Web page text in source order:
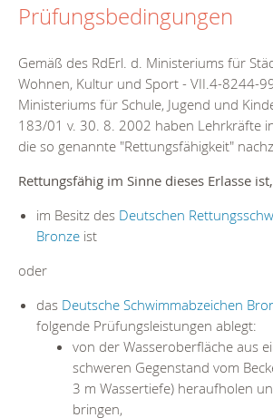
Prüfungsbedingungen
Gemäß des RdErl. d. Ministeriums für
Wohnen, Kultur und Sport - VII.4-8244-
Ministeriums für Schule, Jugend und
183/01 v. 30. 8. 2002 haben Lehrkräfte
die so genannte "Rettungsfähigkeit"
Rettungsfähig im Sinne dieses Erlasse
im Besitz des Deutschen
Bronze ist
oder
das Deutsche Schwimmabzeichen
folgende Prüfungsleistungen ablegt:
von der Wasseroberfläche aus
schweren Gegenstand vom
3 m Wassertiefe) heraufholen
bringen,